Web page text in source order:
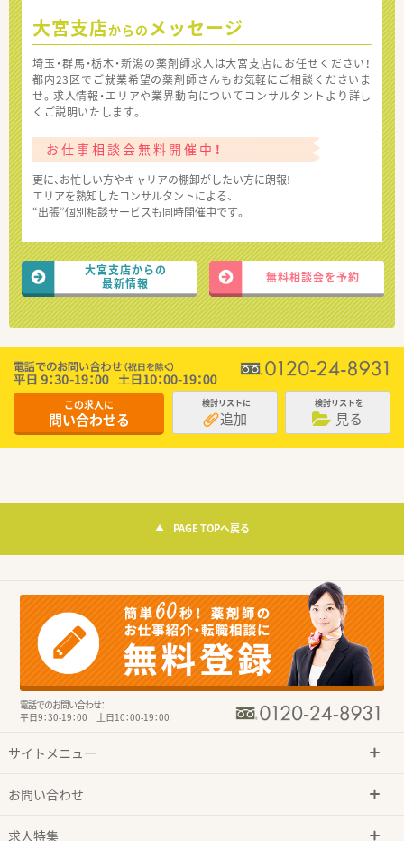
大宮支店からの メッセージ
埼玉・群馬・栃木・新潟の薬剤師求人は大宮支店にお任せください！
都内23区でご就業希望の薬剤師さんもお気軽にご相談くださいま
せ。求人情報・エリアや業界動向についてコンサルタントより詳し
くご説明いたします。
お仕事相談会無料開催中！
更に、お忙しい方やキャリアの棚卸がしたい方に朗報!
エリアを熟知したコンサルタントによる、
“出張”個別相談サービスも同時開催中です。
大宮支店からの
最新情報
無料相談会を予約
この求人に
問い合わせる
検討リストに
追加
検討リストを
見る
PAGE TOPへ戻る
電話でのお問い合わせ：
平日9：30-19：00 土日10：00-19：00
サイトメニュー
お問い合わせ
求人特集